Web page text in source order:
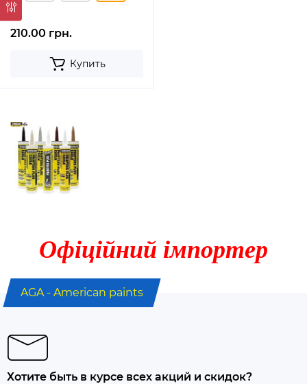
210.00 грн.
Купить
Офіційний імпортер
AGA - American paints
Хотите быть в курсе всех акций и скидок?